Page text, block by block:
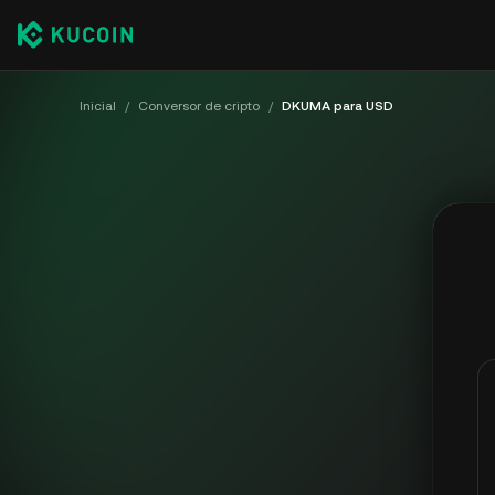
Inicial / Conversor de cripto / DKUMA para USD